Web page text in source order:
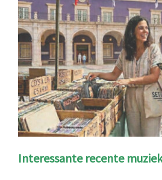
Interessante recente